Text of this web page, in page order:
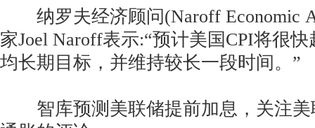
纳罗夫经济顾问(Naroff Economic
家Joel Naroff表示:“预计美国CPI将很
均长期目标，并维持较长一段时间。”
智库预测美联储提前加息，关注美